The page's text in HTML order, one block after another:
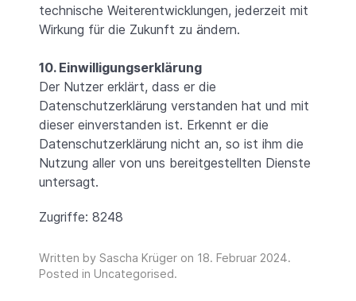
technische Weiterentwicklungen, jederzeit mit
Wirkung für die Zukunft zu ändern.
10. Einwilligungserklärung
Der Nutzer erklärt, dass er die
Datenschutzerklärung verstanden hat und mit
dieser einverstanden ist. Erkennt er die
Datenschutzerklärung nicht an, so ist ihm die
Nutzung aller von uns bereitgestellten Dienste
untersagt.
Zugriffe: 8248
Written by Sascha Krüger on 18. Februar 2024.
Posted in Uncategorised.